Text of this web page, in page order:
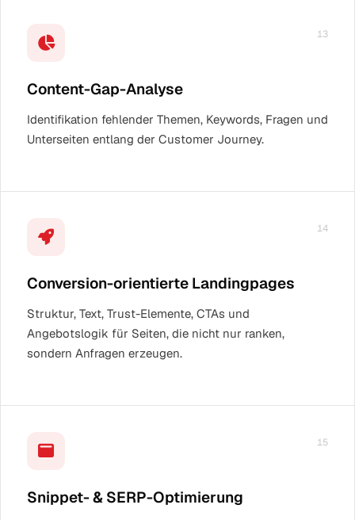
13
Content-Gap-Analyse
Identifikation fehlender Themen, Keywords, Fragen und
Unterseiten entlang der Customer Journey.
14
Conversion-orientierte Landingpages
Struktur, Text, Trust-Elemente, CTAs und
Angebotslogik für Seiten, die nicht nur ranken,
sondern Anfragen erzeugen.
15
Snippet- & SERP-Optimierung